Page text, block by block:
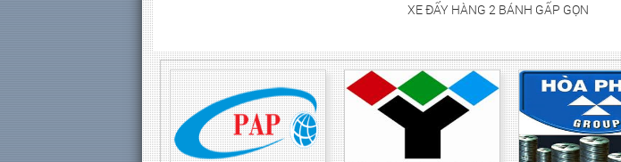
XE ĐẨY HÀNG 2 BÁNH GẤP GỌN